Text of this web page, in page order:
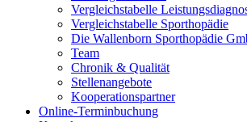
Vergleichstabelle
Vergleichstabelle Sporthopädie
Die Wallenborn Sporthopädie
Team
Chronik & Qualität
Stellenangebote
Kooperationspartner
Online-Terminbuchung